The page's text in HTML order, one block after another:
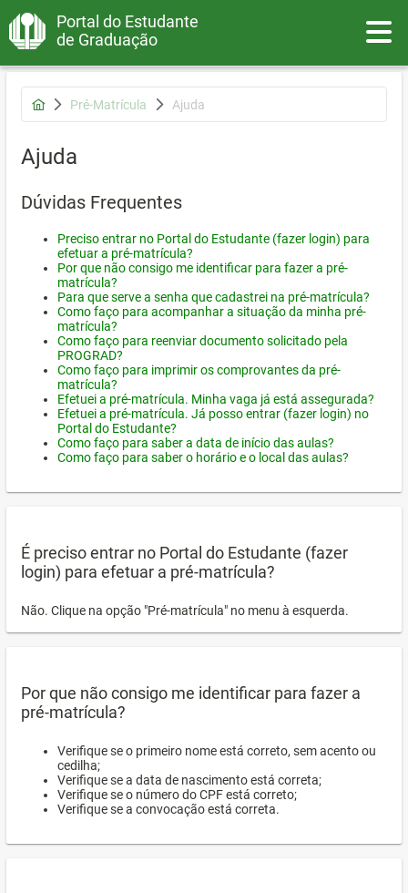
Portal do Estudante
de Graduação
Pré-Matrícula Ajuda
Ajuda
Dúvidas Frequentes
Preciso entrar no Portal do Estudante (fazer login) para
efetuar a pré-matrícula?
Por que não consigo me identificar para fazer a pré-
matrícula?
Para que serve a senha que cadastrei na pré-matrícula?
Como faço para acompanhar a situação da minha pré-
matrícula?
Como faço para reenviar documento solicitado pela
PROGRAD?
Como faço para imprimir os comprovantes da pré-
matrícula?
Efetuei a pré-matrícula. Minha vaga já está assegurada?
Efetuei a pré-matrícula. Já posso entrar (fazer login) no
Portal do Estudante?
Como faço para saber a data de início das aulas?
Como faço para saber o horário e o local das aulas?
É preciso entrar no Portal do Estudante (fazer
login) para efetuar a pré-matrícula?
Não. Clique na opção "Pré-matrícula" no menu à esquerda.
Por que não consigo me identificar para fazer a
pré-matrícula?
Verifique se o primeiro nome está correto, sem acento ou
cedilha;
Verifique se a data de nascimento está correta;
Verifique se o número do CPF está correto;
Verifique se a convocação está correta.